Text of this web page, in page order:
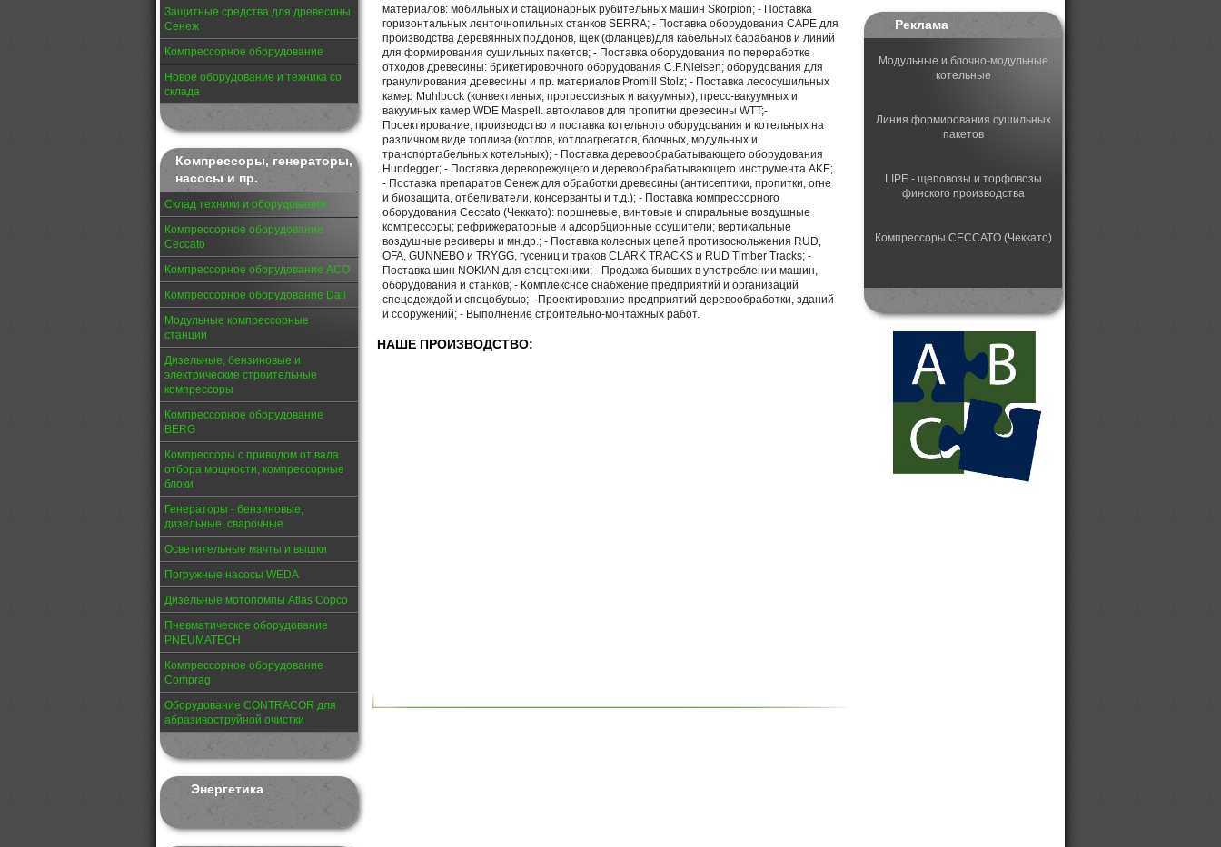
Защитные средства для древесины
Сенеж
Компрессорное оборудование
Новое оборудование и техника со
склада
Компрессоры, генераторы,
насосы и пр.
Склад техники и оборудования
Компрессорное оборудование
Ceccato
Компрессорное оборудование АСО
Компрессорное оборудование Dali
Модульные компрессорные
станции
Дизельные, бензиновые и
электрические строительные
компрессоры
Компрессорное оборудование
BERG
Компрессоры с приводом от вала
отбора мощности, компрессорные
блоки
Генераторы - бензиновые,
дизельные, сварочные
Осветительные мачты и вышки
Погружные насосы WEDA
Дизельные мотопомпы Atlas Copco
Пневматическое оборудование
PNEUMATECH
Компрессорное оборудование
Comprag
Оборудование CONTRACOR для
абразивоструйной очистки
Энергетика
материалов: мобильных и стационарных рубительных машин Skorpion; - Поставка
горизонтальных ленточнопильных станков SERRA; - Поставка оборудования CAPE для
производства деревянных поддонов, щек (фланцев)для кабельных барабанов и линий
для формирования сушильных пакетов; - Поставка оборудования по переработке
отходов древесины: брикетировочного оборудования C.F.Nielsen; оборудования для
гранулирования древесины и пр. материалов Promill Stolz; - Поставка лесосушильных
камер Muhlbock (конвективных, прогрессивных и вакуумных), пресс-вакуумных и
вакуумных камер WDE Maspell. автоклавов для пропитки древесины WTT;-
Проектирование, производство и поставка котельного оборудования и котельных на
различном виде топлива (котлов, котлоагрегатов, блочных, модульных и
транспортабельных котельных); - Поставка деревообрабатывающего оборудования
Hundegger; - Поставка дереворежущего и деревообрабатывающего инструмента AKE;
- Поставка препаратов Сенеж для обработки древесины (антисептики, пропитки, огне
и биозащита, отбеливатели, консерванты и т.д.); - Поставка компрессорного
оборудования Ceccato (Чеккато): поршневые, винтовые и спиральные воздушные
компрессоры; рефрижераторные и адсорбционные осушители; вертикальные
воздушные ресиверы и мн.др.; - Поставка колесных цепей противоскольжения RUD,
OFA, GUNNEBO и TRYGG, гусениц и траков CLARK TRACKS и RUD Timber Tracks; -
Поставка шин NOKIAN для спецтехники; - Продажа бывших в употреблении машин,
оборудования и станков; - Комплексное снабжение предприятий и организаций
спецодеждой и спецобувью; - Проектирование предприятий деревообработки, зданий
и сооружений; - Выполнение строительно-монтажных работ.
НАШЕ ПРОИЗВОДСТВО:
Реклама
Модульные и блочно-модульные
котельные
Линия формирования сушильных
пакетов
LIPE - щеповозы и торфовозы
финского производства
Компрессоры CECCATO (Чеккато)
заточки пильных цепей
Лесная техника HSM
Конвейерные ленточные
сушильные установки
Колесные цепи